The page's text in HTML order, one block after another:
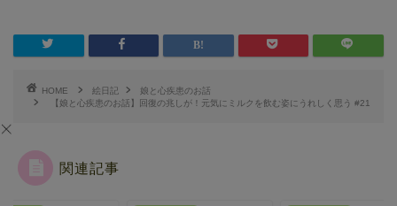
HOME 絵日記
娘と心疾患のお話
【娘と心疾患のお話】回復の兆しが！元気にミルクを飲む姿にうれしく思う #21
関連記事